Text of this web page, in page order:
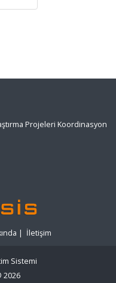
Projeleri Koordinasyon
| İletişim
Sistemi
2026